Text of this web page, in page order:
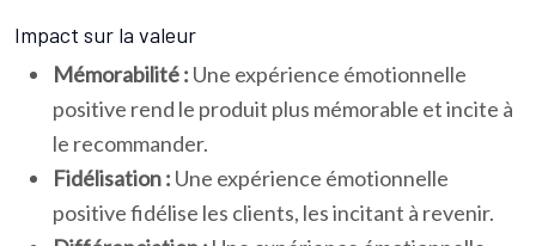
Impact sur la valeur
Mémorabilité : Une expérience émotionnelle
positive rend le produit plus mémorable et incite à
le recommander.
Fidélisation : Une expérience émotionnelle
positive fidélise les clients, les incitant à revenir.